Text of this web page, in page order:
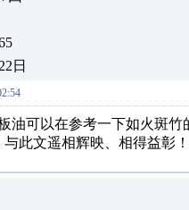
日
油可以在参考一下如火斑竹
与此文遥相辉映、相得益彰！